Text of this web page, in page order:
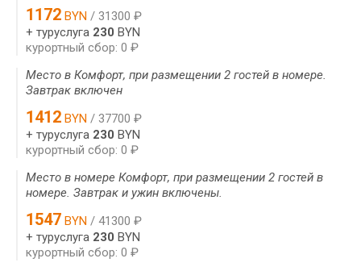
1172 BYN / 31300 ₽
+ туруслуга 230 BYN
курортный сбор: 0 ₽
Место в Комфорт, при размещении 2 гостей в номере.
Завтрак включен
1412 BYN / 37700 ₽
+ туруслуга 230 BYN
курортный сбор: 0 ₽
Место в номере Комфорт, при размещении 2 гостей в
номере. Завтрак и ужин включены.
1547 BYN / 41300 ₽
+ туруслуга 230 BYN
курортный сбор: 0 ₽